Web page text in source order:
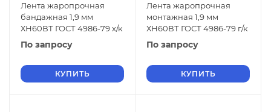
Лента жаропрочная
бандажная 1,9 мм
ХН60ВТ ГОСТ 4986-79 х/к
По запросу
КУПИТЬ
Лента жаропрочная
монтажная 1,9 мм
ХН60ВТ ГОСТ 4986-79 г/к
По запросу
КУПИТЬ